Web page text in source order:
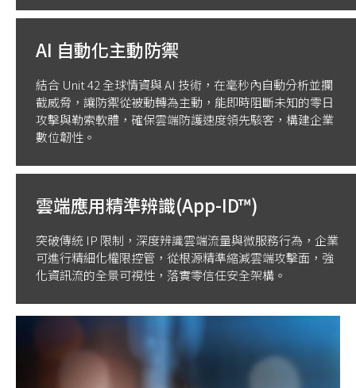
AI 自動化主動防禦
結合 Unit 42 全球情資與 AI 技術，在毫秒內自動分析並攔
截威脅，讓防禦從被動轉為主動，能即時阻斷未知的零日
攻擊與勒索軟體，確保雲端防護速度領先駭客，構建企業
數位韌性。
雲端應用精準辨識(App-ID™)
突破傳統 IP 限制，深度辨識雲端流量與微服務行為，企業
可進行精細化權限控管，從根源精準縮減雲端攻擊面，強
化資訊流的全景可視性，落實零信任安全架構。